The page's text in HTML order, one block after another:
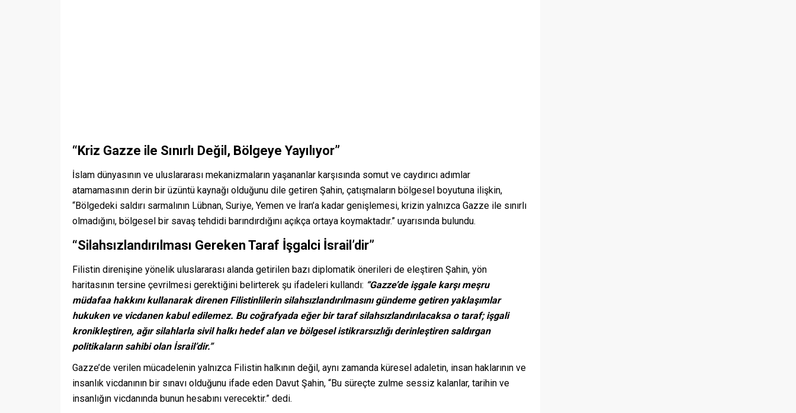
“Kriz Gazze ile Sınırlı Değil, Bölgeye Yayılıyor”
İslam dünyasının ve uluslararası mekanizmaların yaşananlar karşısında somut ve caydırıcı adımlar
atamamasının derin bir üzüntü kaynağı olduğunu dile getiren Şahin, çatışmaların bölgesel boyutuna ilişkin,
“Bölgedeki saldırı sarmalının Lübnan, Suriye, Yemen ve İran’a kadar genişlemesi, krizin yalnızca Gazze ile sınırlı
olmadığını, bölgesel bir savaş tehdidi barındırdığını açıkça ortaya koymaktadır.” uyarısında bulundu.
“Silahsızlandırılması Gereken Taraf İşgalci İsrail’dir”
Filistin direnişine yönelik uluslararası alanda getirilen bazı diplomatik önerileri de eleştiren Şahin, yön
haritasının tersine çevrilmesi gerektiğini belirterek şu ifadeleri kullandı: “Gazze’de işgale karşı meşru
müdafaa hakkını kullanarak direnen Filistinlilerin silahsızlandırılmasını gündeme getiren yaklaşımlar
hukuken ve vicdanen kabul edilemez. Bu coğrafyada eğer bir taraf silahsızlandırılacaksa o taraf; işgali
kronikleştiren, ağır silahlarla sivil halkı hedef alan ve bölgesel istikrarsızlığı derinleştiren saldırgan
politikaların sahibi olan İsrail’dir.”
Gazze’de verilen mücadelenin yalnızca Filistin halkının değil, aynı zamanda küresel adaletin, insan haklarının ve
insanlık vicdanının bir sınavı olduğunu ifade eden Davut Şahin, “Bu süreçte zulme sessiz kalanlar, tarihin ve
insanlığın vicdanında bunun hesabını verecektir.” dedi.